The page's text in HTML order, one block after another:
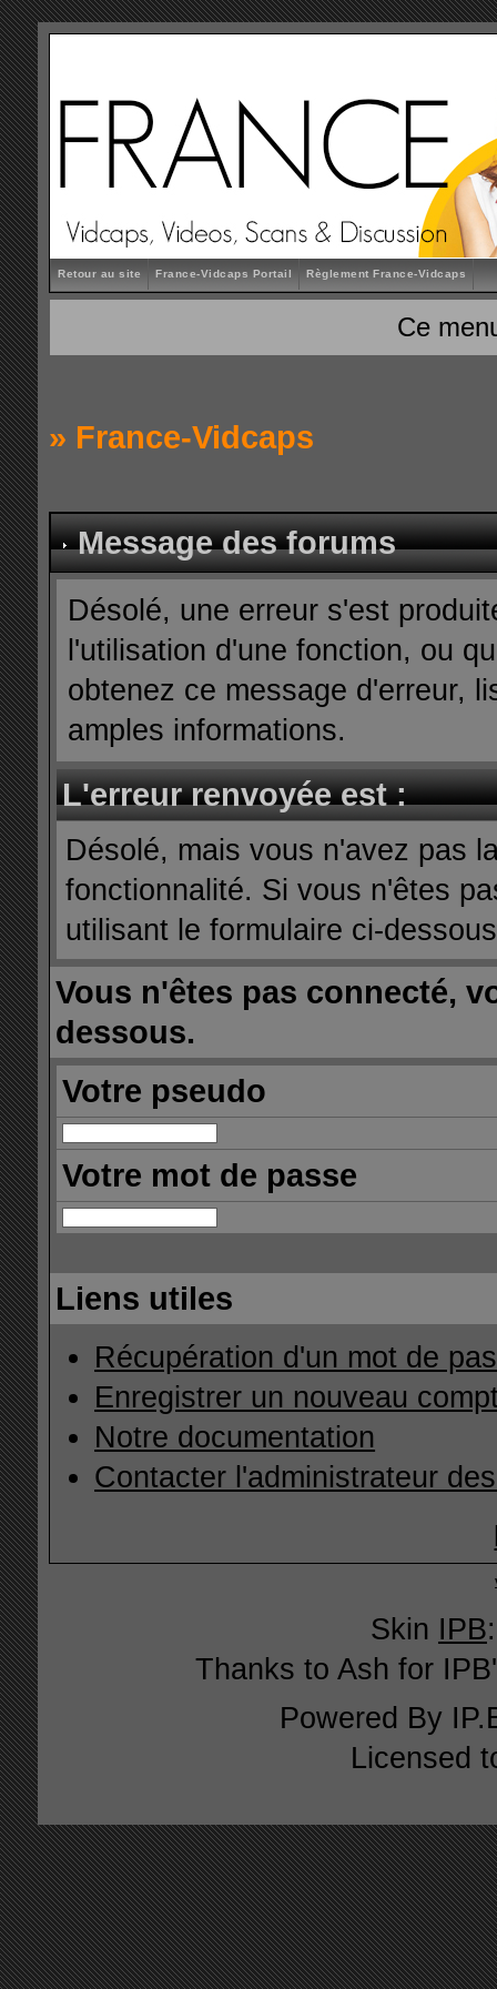
Retour au site France-Vidcaps Portail Règlement France-Vidcaps
Ce
» France-Vidcaps
Message des forums
Désolé, une erreur s'est
l'utilisation d'une fonction, ou
obtenez ce message d'erreur,
amples informations.
L'erreur renvoyée est :
Désolé, mais vous n'avez pas
fonctionnalité. Si vous n'êtes
utilisant le formulaire ci-
Vous n'êtes pas connecté,
dessous.
Votre pseudo
Votre mot de passe
Liens utiles
Récupération d'un mot de
Enregistrer un nouveau
Notre documentation
Contacter l'administrateur
Skin IPB
Thanks to Ash for
Powered By
Licensed